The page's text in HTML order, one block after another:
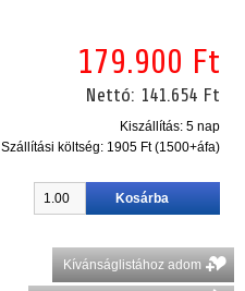
179.900 Ft
Nettó: 141.654 Ft
Kiszállítás: 5 nap
Szállítási költség: 1905 Ft (1500+áfa)
Kívánságlistához adom